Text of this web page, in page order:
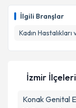
İlgili Branşlar
Kadın Hastalıkları
için bir
E-posta
Kişisel
İzmir İlçeleri
Konak Genital